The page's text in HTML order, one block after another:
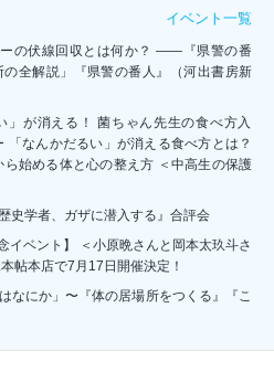
イベント一覧
の伏線回収とは何か？ ――『県警の番
全解説」『県警の番人』（河出書房新
」が消える！ 菌ちゃん先生の食べ方入
「なんかだるい」が消える食べ方とは？
始める体と心の整え方 ＜中高生の保護
史学者、ガザに潜入する』合評会
イベント】 ＜小原晩さんと岡本太玖斗さ
帖本店で7月17日開催決定！
なにか」〜『体の居場所をつくる』『こ